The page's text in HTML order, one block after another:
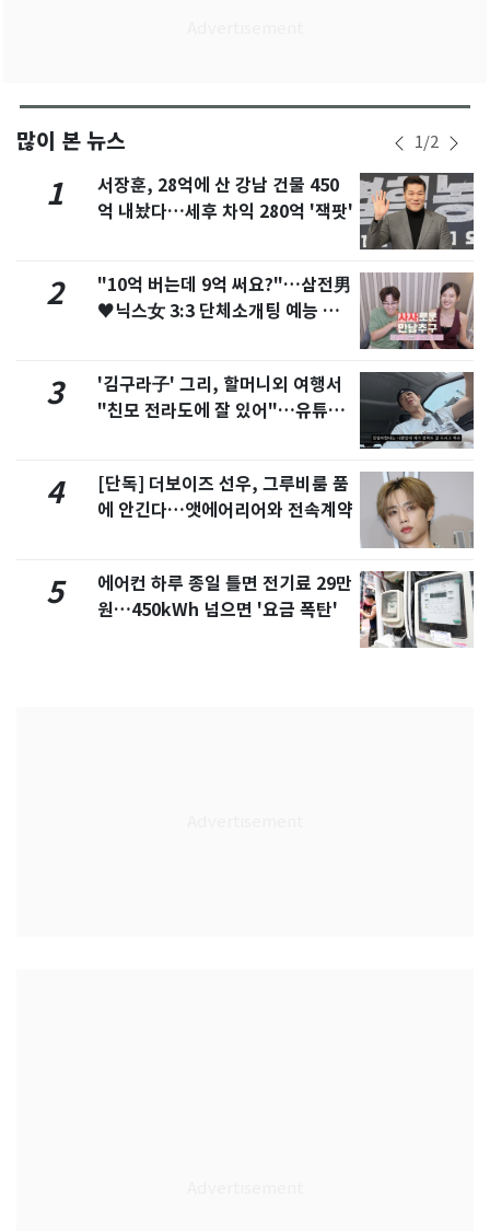
많이 본 뉴스 1/2
1
서장훈, 28억에 산 강남 건물 450
억 내놨다…세후 차익 280억 '잭팟'
2
"10억 버는데 9억 써요?"…삼전男
♥닉스女 3:3 단체소개팅 예능 화
3
'김구라子' 그리, 할머니외 여행서
"친모 전라도에 잘 있어"…유튜브
4
[단독] 더보이즈 선우, 그루비룸 품
에 안긴다…앳에어리어와 전속계약
5
에어컨 하루 종일 틀면 전기료 29만
원…450kWh 넘으면 '요금 폭탄'